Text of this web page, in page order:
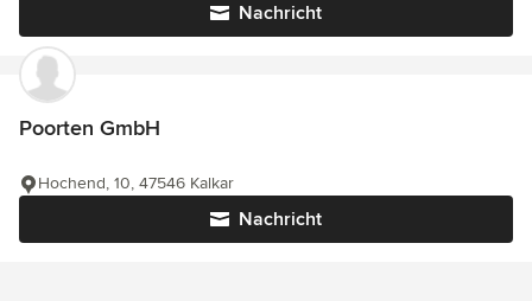
Nachricht
Poorten GmbH
Nachricht
Hochend, 10, 47546 Kalkar